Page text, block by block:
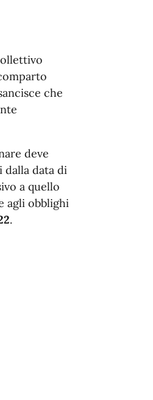
che
deve
dalla data di
a quello
agli obblighi
.